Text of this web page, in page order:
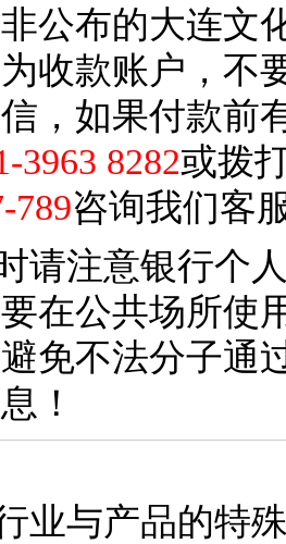
公布的大连文
收款账户，不
，如果付款前
3963 8282或拨
789咨询我们客
请注意银行个
在公共场所使
免不法分子通
！
业与产品的特